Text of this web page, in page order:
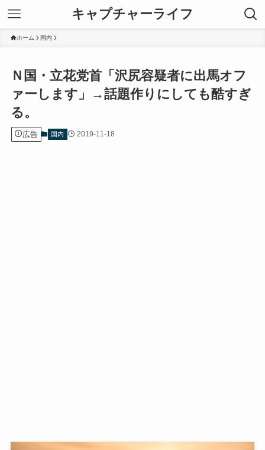
キャプチャーライフ
ホーム 国内
Ｎ国・立花党首「沢尻容疑者に出馬オフ
ァーします」→話題作りにしても酷すぎ
る。
広告 国内 2019-11-18